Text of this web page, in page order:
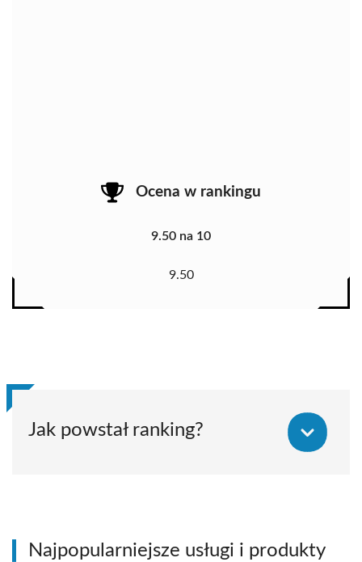
Ocena w rankingu
9.50 na 10
9.50
Jak powstał ranking?
Najpopularniejsze usługi i produkty